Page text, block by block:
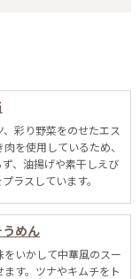
彩り野菜をのせたエス
を使用しているため、
、油揚げや素干しえび
ラスしています。
めん
いかして中華風のスー
す。ツナやキムチをト